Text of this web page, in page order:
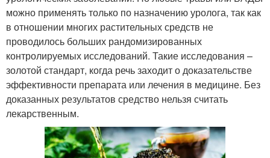
можно применять только по назначению уролога, так как
в отношении многих растительных средств не
проводилось больших рандомизированных
контролируемых исследований. Такие исследования –
золотой стандарт, когда речь заходит о доказательстве
эффективности препарата или лечения в медицине. Без
доказанных результатов средство нельзя считать
лекарственным.